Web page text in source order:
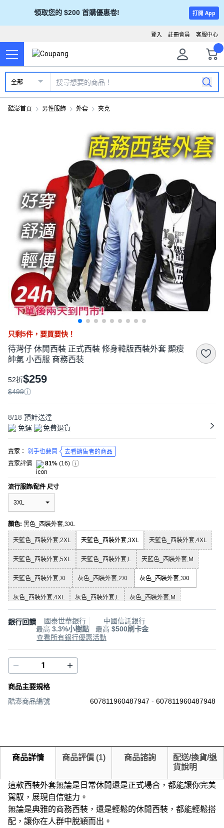
領取您的 $200 首購優惠卷! 打開 App
客服中心
註冊會員
登入
全部
酷澎首頁 男性服飾 外套 夾克
只剩5件， 要買要快！
待灣仔 休閒西裝 正式西裝 修身韓版西裝外套 顯瘦
帥氣 小西服 商務西裝
52折$259
$499
8/18 預計送達
免運
免費退貨
賣家： 剁手也要買
去看銷售者的商品
賣家評價
81% (16)
流行服飾/配件 尺寸
3XL
顏色: 黑色_西裝外套,3XL
天藍色_西裝外套,2XL 天藍色_西裝外套,3XL 天藍色_西裝外套,4XL
天藍色_西裝外套,5XL 天藍色_西裝外套,L 天藍色_西裝外套,M
天藍色_西裝外套,XL 灰色_西裝外套,2XL 灰色_西裝外套,3XL
灰色_西裝外套,4XL 灰色_西裝外套,L 灰色_西裝外套,M
灰色_西裝外套,XL 藍色_西裝外套,2XL 藍色_西裝外套,3XL
藍色_西裝外套,4XL 藍色_西裝外套,5XL
酒紅色_西裝外套,3XL
銀行回饋
國泰世華銀行
最高 3.3%小樹點
中國信託銀行
最高 $500刷卡金
查看所有銀行優惠活動
商品主要規格
酷澎商品編號
607811960487947 - 607811960487948
商品詳情 商品評價 (1) 商品諮詢
配送/換貨/退
貨說明
這款西裝外套無論是日常休閒還是正式場合，都能讓你完美
駕馭，展現自信魅力。
無論是典雅的商務西裝，還是輕鬆的休閒西裝，都能輕鬆搭
配，讓你在人群中脫穎而出。